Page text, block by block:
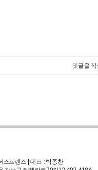
댓글을
스프렌즈 | 대표 : 박종찬